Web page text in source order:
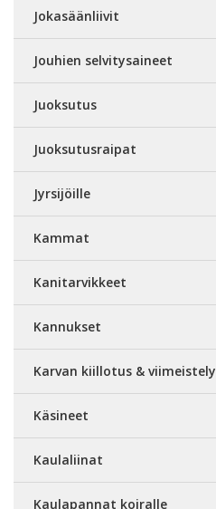
Jokasäänliivit
Jouhien selvitysaineet
Juoksutus
Juoksutusraipat
Jyrsijöille
Kammat
Kanitarvikkeet
Kannukset
Karvan kiillotus & viimeistely
Käsineet
Kaulaliinat
Kaulapannat koiralle